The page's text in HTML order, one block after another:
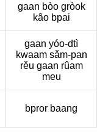
gaan bòo gròok
kâo bpai
gaan yóo-dtì
kwaam sǎm-pan
rěu gaan rûam
meu
bpror baang